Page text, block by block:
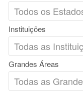
Instituições
Grandes Áreas